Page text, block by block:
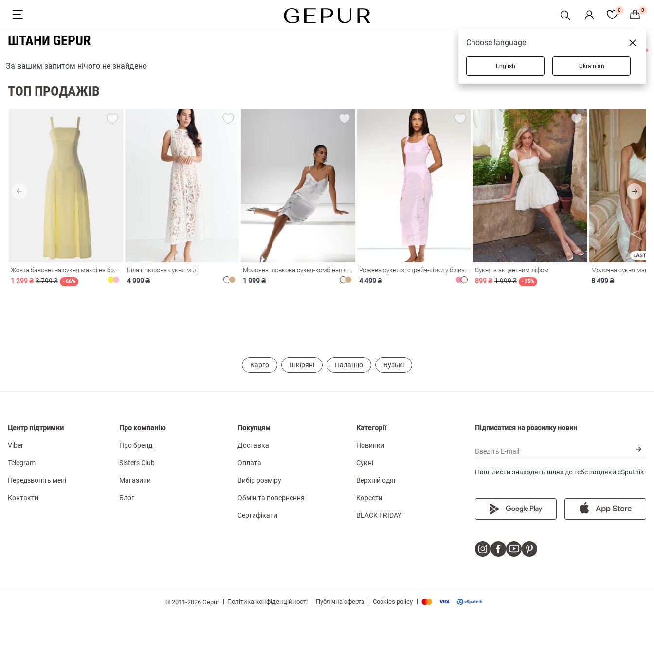
0 0
На
ШТАНИ GEPUR
0 товарів
За вашим запитом нічого не знайдено
ТОП ПРОДАЖІВ
1 299 ₴ 3 799 ₴ - 66%
Біла гіпюрова сукня міді
4 999 ₴ 1 999 ₴ 4 499 ₴
Сукня з акцентним ліфом
899 ₴ 1 999 ₴ - 55%
LAST
8 499 ₴
Карго Шкіряні Палаццо Вузькі
Центр підтримки
Viber
Telegram
Передзвоніть мені
Контакти
Про компанію
Про бренд
Sisters Club
Магазини
Блог
Покупцям
Доставка
Оплата
Вибір розміру
Обмін та повернення
Сертифікати
Категорії
Новинки
Сукні
Верхній одяг
Корсети
BLACK FRIDAY
Підписатися на розсилку новин
Введіть E-mail
Наші листи знаходять шлях до тебе завдяки eSputnik
© 2011-2026 Gepur | Політика конфіденційності | Публічна оферта | Cookies policy |
Choose language
English Ukrainian